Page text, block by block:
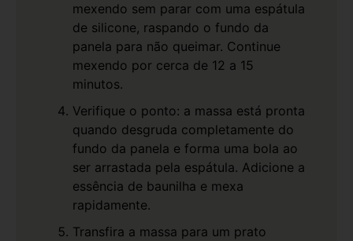
mexendo sem parar com uma espátula
de silicone, raspando o fundo da
panela para não queimar. Continue
mexendo por cerca de 12 a 15
minutos.
Verifique o ponto: a massa está pronta
quando desgruda completamente do
fundo da panela e forma uma bola ao
ser arrastada pela espátula. Adicione a
essência de baunilha e mexa
rapidamente.
Transfira a massa para um prato